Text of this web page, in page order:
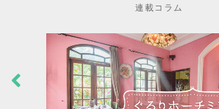
連載コラム